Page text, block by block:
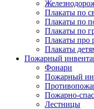
Плакаты по
Плакаты по
Плакаты по
Плакаты про
Плакаты
Пожарный
Фонари
Пожарный
Пожарно-
Лестницы